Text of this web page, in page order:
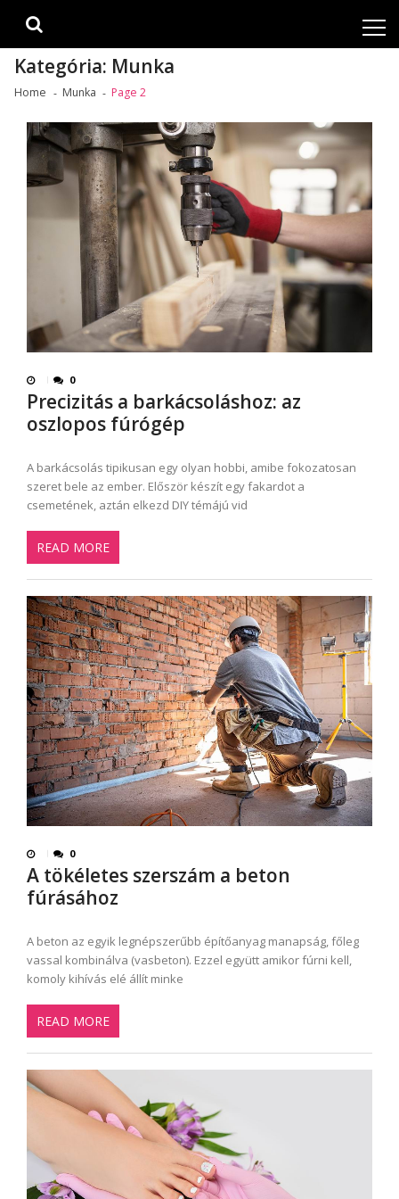
Kategória: Munka
Home Munka Page 2
0
Precizitás a barkácsoláshoz: az
oszlopos fúrógép
A barkácsolás tipikusan egy olyan hobbi, amibe fokozatosan
szeret bele az ember. Először készít egy fakardot a
csemetének, aztán elkezd DIY témájú vid
READ MORE
0
A tökéletes szerszám a beton
fúrásához
A beton az egyik legnépszerűbb építőanyag manapság, főleg
vassal kombinálva (vasbeton). Ezzel együtt amikor fúrni kell,
komoly kihívás elé állít minke
READ MORE